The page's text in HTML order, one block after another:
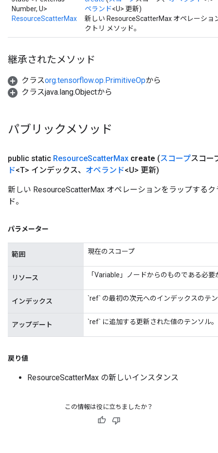
Number, U>
ResourceScatterMax
ペランド<U> 更新)
新しい ResourceScatterMax オペレーシ
クトリ メソッド。
継承されたメソッド
クラスorg.tensorflow.op.PrimitiveOpから
クラスjava.lang.Objectから
パブリックメソッド
public static ResourceScatterMax create (スコープスコー
ド<T> インデックス、 オペランド<U> 更新)
新しい ResourceScatterMax オペレーションをラップする
ド。
パラメーター
範囲 現在のスコープ
リソース 「Variable」ノードからのものである必要
インデックス `ref` の最初の次元へのインデックスのテ
アップデート `ref` に追加する更新された値のテンソル。
戻り値
ResourceScatterMax の新しいインスタンス
この情報は役に立ちましたか？